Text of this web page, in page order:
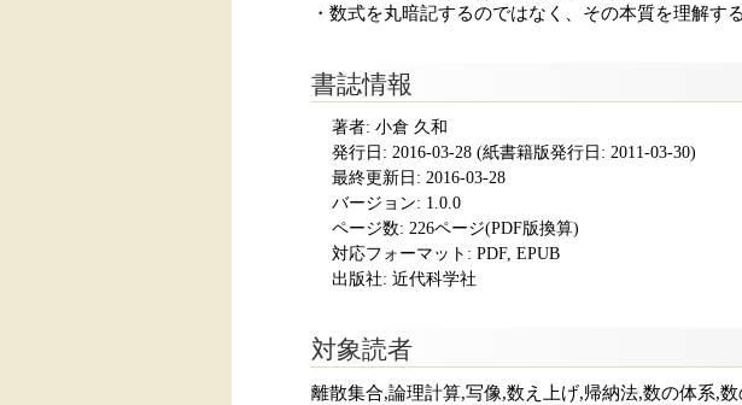
・数式を丸暗記するのではなく、その本質を理解
書誌情報
著者: 小倉 久和
発行日: 2016-03-28(紙書籍版発行日: 2011-03-30)
最終更新日: 2016-03-28
バージョン: 1.0.0
ページ数: 226ページ(PDF版換算)
対応フォーマット: PDF, EPUB
出版社: 近代科学社
対象読者
離散集合,論理計算,写像,数え上げ,帰納法,数の体系,